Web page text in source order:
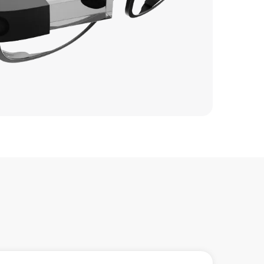
353 р
666 р